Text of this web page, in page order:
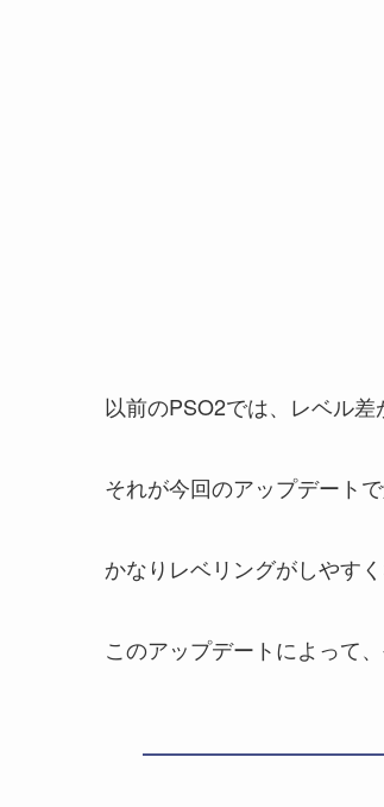
以前のPSO2では、レベル差
それが今回のアップデートで
かなりレベリングがしやすく
このアップデートによって